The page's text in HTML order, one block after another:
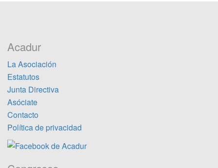
Acadur
La Asociación
Estatutos
Junta Directiva
Asóciate
Contacto
Política de privacidad